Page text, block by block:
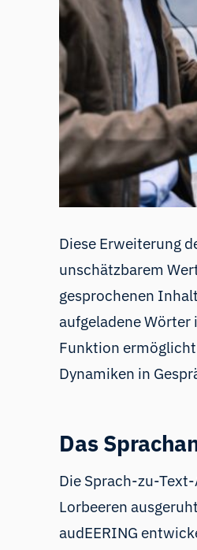
Diese Erweiterung
unschätzbarem
gesprochenen
aufgeladene
Funktion
Dynamiken in
Das
Die Sprach-zu-
Lorbeeren
audEERING